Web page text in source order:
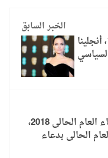
الخبر السابق
قبل 24 ساعة من انتهاء العام الحالى 2018،
الحالى بدعاء